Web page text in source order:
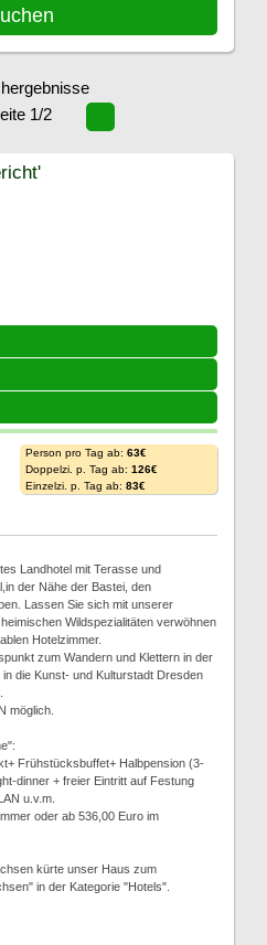
1/2
Person pro Tag ab: 63€
Doppelzi. p. Tag ab: 126€
Einzelzi. p. Tag ab: 83€
Landhotel mit Terasse und
der Nähe der Bastei, den
Lassen Sie sich mit unserer
Wildspezialitäten verwöhnen
Hotelzimmer.
zum Wandern und Klettern in der
die Kunst- und Kulturstadt Dresden
möglich.
Frühstücksbuffet+ Halbpension (3-
dinner + freier Eintritt auf Festung
u.v.m.
oder ab 536,00 Euro im
kürte unser Haus zum
in der Kategorie "Hotels".